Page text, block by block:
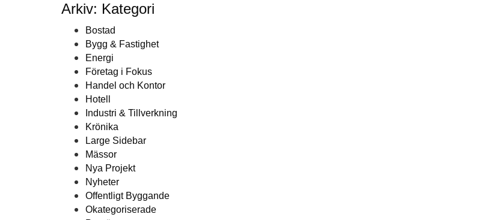
Arkiv: Kategori
Bostad
Bygg & Fastighet
Energi
Företag i Fokus
Handel och Kontor
Hotell
Industri & Tillverkning
Krönika
Large Sidebar
Mässor
Nya Projekt
Nyheter
Offentligt Byggande
Okategoriserade